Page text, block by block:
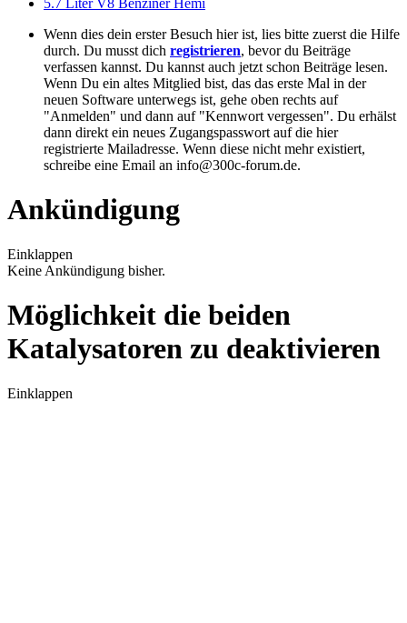
5.7 Liter V8 Benziner Hemi
Wenn dies dein erster Besuch hier ist, lies bitte zuerst die Hilfe
durch. Du musst dich registrieren, bevor du Beiträge
verfassen kannst. Du kannst auch jetzt schon Beiträge lesen.
Wenn Du ein altes Mitglied bist, das das erste Mal in der
neuen Software unterwegs ist, gehe oben rechts auf
"Anmelden" und dann auf "Kennwort vergessen". Du erhälst
dann direkt ein neues Zugangspasswort auf die hier
registrierte Mailadresse. Wenn diese nicht mehr existiert,
schreibe eine Email an info@300c-forum.de.
Ankündigung
Einklappen
Keine Ankündigung bisher.
Möglichkeit die beiden
Katalysatoren zu deaktivieren
Einklappen